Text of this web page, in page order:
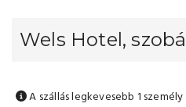
Wels Hotel,
A szállás legkevesebb 1